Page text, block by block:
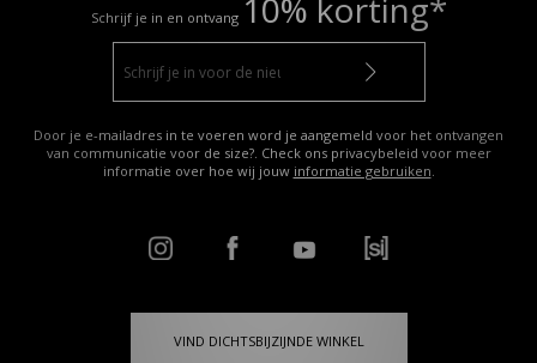
Schrijf je in en ontvang 10% korting*
Door je e-mailadres in te voeren word je aangemeld voor het ontvangen
van communicatie voor de size?. Check ons privacybeleid voor meer
informatie over hoe wij jouw informatie gebruiken.
VIND DICHTSBIJZIJNDE WINKEL